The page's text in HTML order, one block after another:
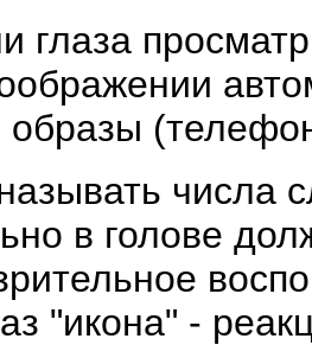
глаза
образы
числа
в голове
"икона" -